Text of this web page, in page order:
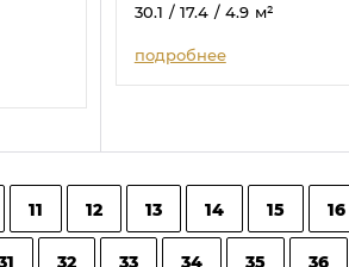
30.1 / 17.4 / 4.9 м²
подробнее
11 12 13 14 15 16
32 33 34 35 36